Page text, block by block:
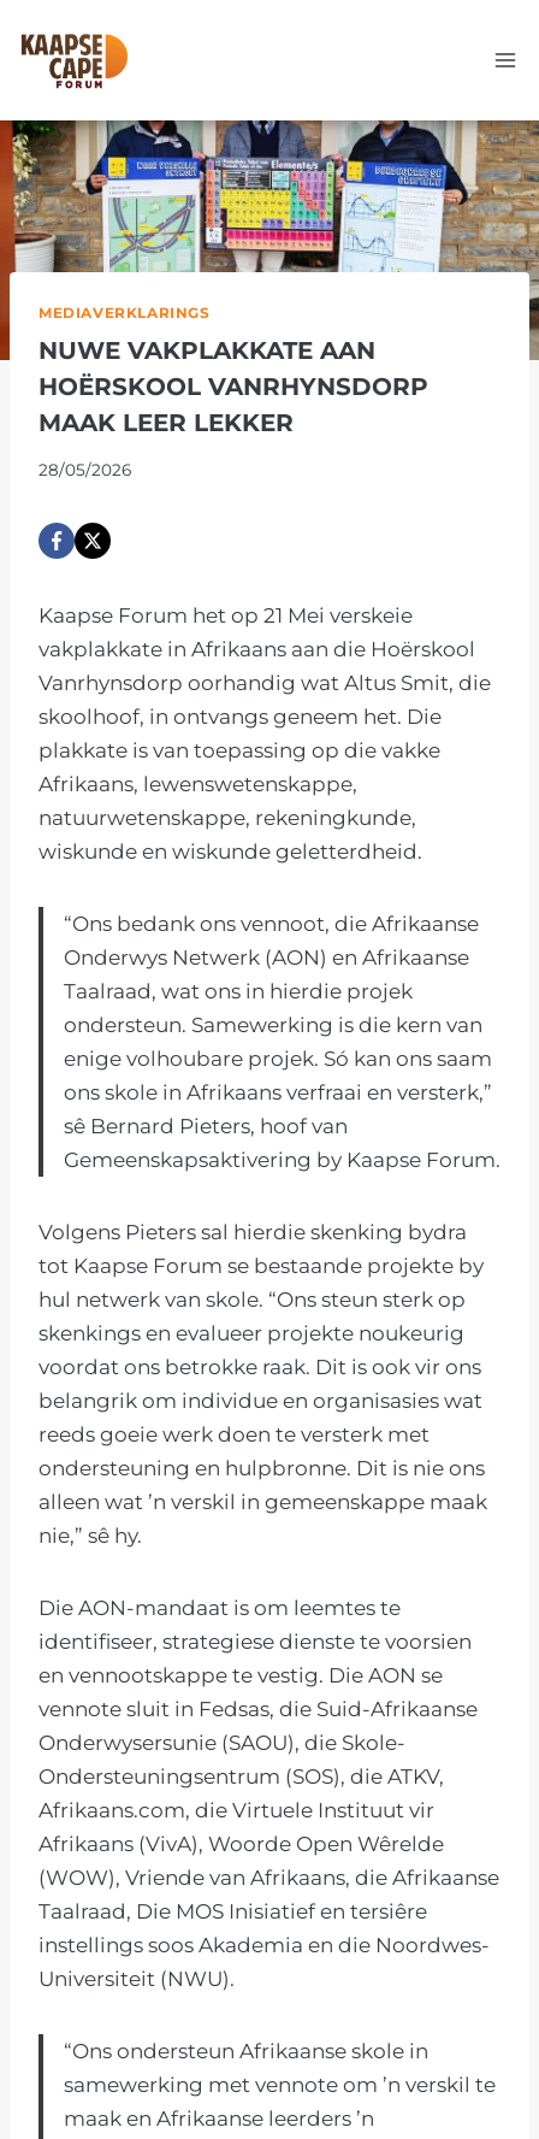
content
MEDIAVERKLARINGS
NUWE VAKPLAKKATE AAN
HOËRSKOOL VANRHYNSDORP
MAAK LEER LEKKER
28/05/2026
Kaapse Forum het op 21 Mei verskeie
vakplakkate in Afrikaans aan die Hoërskool
Vanrhynsdorp oorhandig wat Altus Smit, die
skoolhoof, in ontvangs geneem het. Die
plakkate is van toepassing op die vakke
Afrikaans, lewenswetenskappe,
natuurwetenskappe, rekeningkunde,
wiskunde en wiskunde geletterdheid.
“Ons bedank ons vennoot, die Afrikaanse
Onderwys Netwerk (AON) en Afrikaanse
Taalraad, wat ons in hierdie projek
ondersteun. Samewerking is die kern van
enige volhoubare projek. Só kan ons saam
ons skole in Afrikaans verfraai en versterk,”
sê Bernard Pieters, hoof van
Gemeenskapsaktivering by Kaapse Forum.
Volgens Pieters sal hierdie skenking bydra
tot Kaapse Forum se bestaande projekte by
hul netwerk van skole. “Ons steun sterk op
skenkings en evalueer projekte noukeurig
voordat ons betrokke raak. Dit is ook vir ons
belangrik om individue en organisasies wat
reeds goeie werk doen te versterk met
ondersteuning en hulpbronne. Dit is nie ons
alleen wat ’n verskil in gemeenskappe maak
nie,” sê hy.
Die AON-mandaat is om leemtes te
identifiseer, strategiese dienste te voorsien
en vennootskappe te vestig. Die AON se
vennote sluit in Fedsas, die Suid-Afrikaanse
Onderwysersunie (SAOU), die Skole-
Ondersteuningsentrum (SOS), die ATKV,
Afrikaans.com, die Virtuele Instituut vir
Afrikaans (VivA), Woorde Open Wêrelde
(WOW), Vriende van Afrikaans, die Afrikaanse
Taalraad, Die MOS Inisiatief en tersiêre
instellings soos Akademia en die Noordwes-
Universiteit (NWU).
“Ons ondersteun Afrikaanse skole in
samewerking met vennote om ’n verskil te
maak en Afrikaanse leerders ’n